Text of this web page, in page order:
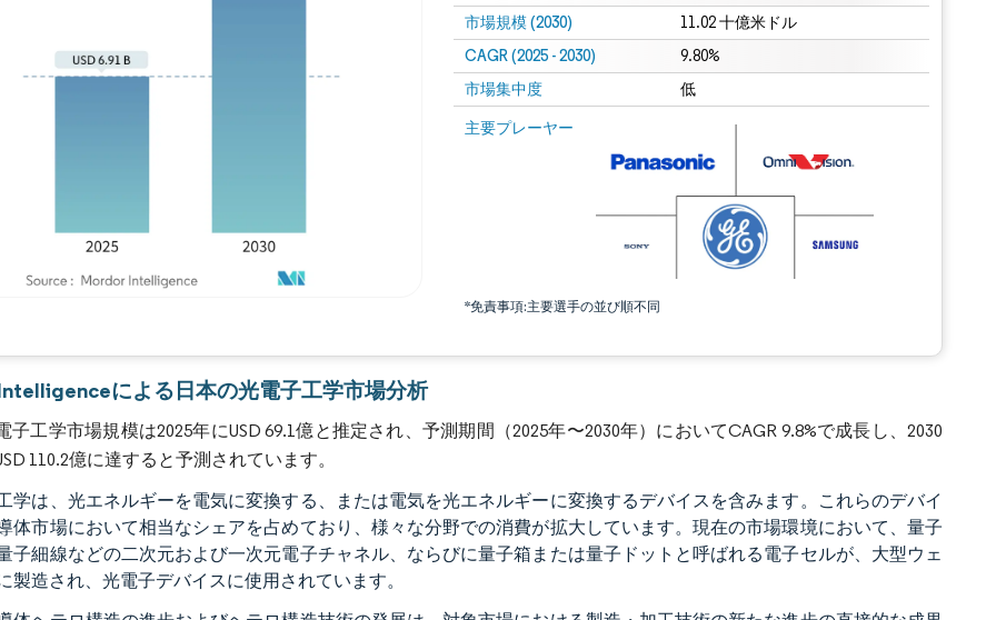
市場規模 (2030) 11.02 十億米ドル
CAGR (2025 - 2030) 9.80%
市場集中度 低
主要プレーヤー
*免責事項:主要選手の並び順不同
による日本の光電子工学市場分析
子工学市場規模は2025年にUSD 69.1億と推定され、予測期間（2025年〜2030年）においてCAGR 9.8%で成長し、2030
110.2億に達すると予測されています。
学は、光エネルギーを電気に変換する、または電気を光エネルギーに変換するデバイスを含みます。これらのデバイ
体市場において相当なシェアを占めており、様々な分野での消費が拡大しています。現在の市場環境において、量子
子細線などの二次元および一次元電子チャネル、ならびに量子箱または量子ドットと呼ばれる電子セルが、大型ウェ
製造され、光電子デバイスに使用されています。